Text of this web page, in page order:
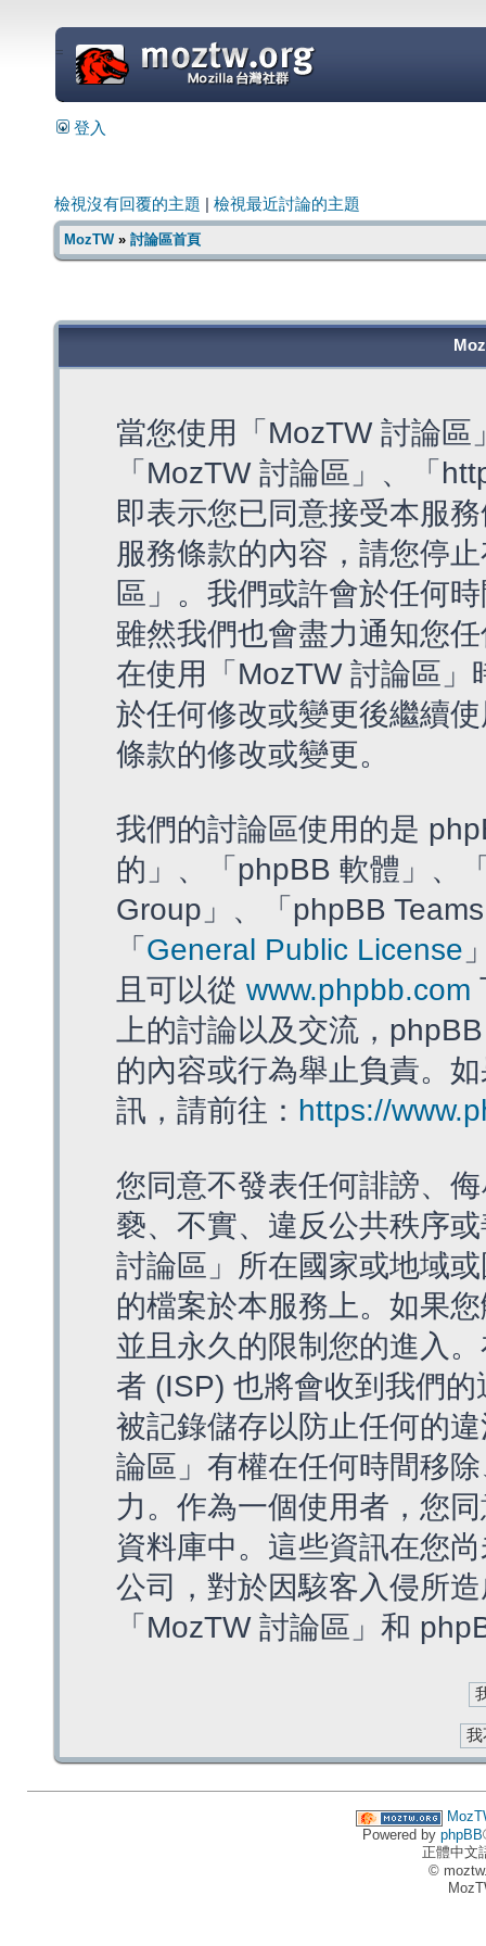
=
登入
檢視沒有回覆的主題 檢視最近討論的主題
MozTW» 討論區首頁
當您使用「MozTW 討論
「MozTW 討論區」、「
即表示您已同意接受本服
服務條款的內容，請您停
區」。我們或許會於任何
雖然我們也會盡力通知您
在使用「MozTW 討論區
於任何修改或變更後繼續
條款的修改或變更。
我們的討論區使用的是
的」、「phpBB 軟體」、
Group」、「phpBB
「 General Public License
且可以從 www.phpbb.com
上的討論以及交流，
的內容或行為舉止負責。
訊，請前往： https://
您同意不發表任何誹謗、
褻、不實、違反公共秩序
討論區」所在國家或地域
的檔案於本服務上。如果
並且永久的限制您的進入
者 (ISP) 也將會收到我們
被記錄儲存以防止任何的
論區」有權在任何時間移
力。作為一個使用者，您
資料庫中。這些資訊在您
公司，對於因駭客入侵所
「MozTW 討論區」和
Powered by phpBB
正體中文
©